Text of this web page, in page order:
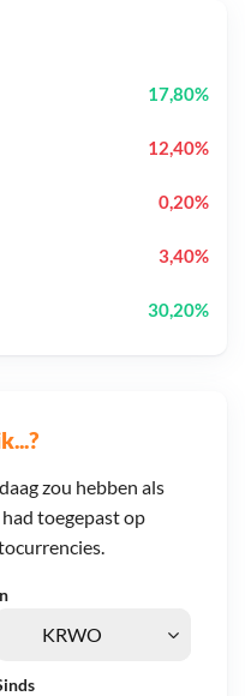
zou hebben als
toegepast op
17,80%
12,40%
0,20%
3,40%
30,20%